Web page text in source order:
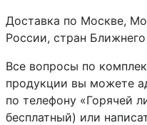
Доставка по Москве,
России, стран
Все вопросы по
продукции вы можете
по телефону «Горячей
бесплатный) или